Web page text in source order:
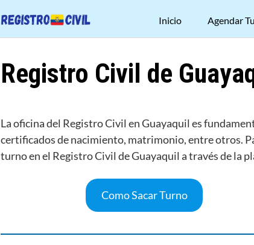
Inicio Agendar
Registro Civil de
La oficina del Registro Civil en Guayaquil es
certificados de nacimiento, matrimonio, entre otros.
turno en el Registro Civil de Guayaquil a través de la
Como Sacar Turno